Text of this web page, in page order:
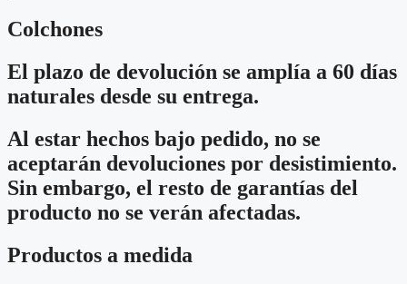
Colchones
El plazo de devolución se amplía a 60 días
naturales desde su entrega.
Al estar hechos bajo pedido, no se
aceptarán devoluciones por desistimiento.
Sin embargo, el resto de garantías del
producto no se verán afectadas.
Productos a medida